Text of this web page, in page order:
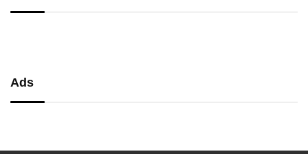
Ads